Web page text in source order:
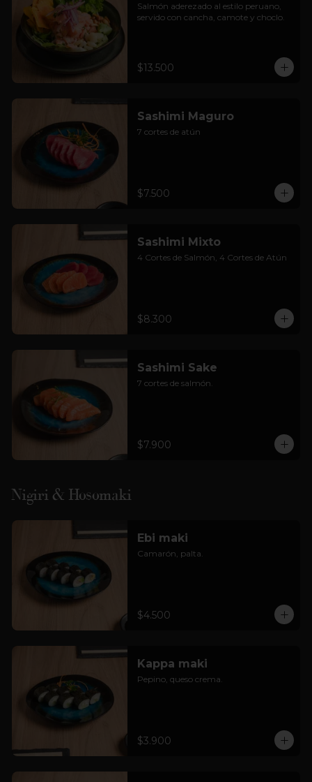
Salmón aderezado al estilo peruano,
servido con cancha, camote y choclo.
$13.500
Sashimi Maguro
7 cortes de atún
$7.500
Sashimi Mixto
4 Cortes de Salmón, 4 Cortes de Atún
$8.300
Sashimi Sake
7 cortes de salmón.
$7.900
Nigiri & Hosomaki
Ebi maki
Camarón, palta.
$4.500
Kappa maki
Pepino, queso crema.
$3.900